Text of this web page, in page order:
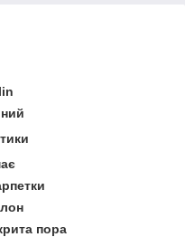
пора